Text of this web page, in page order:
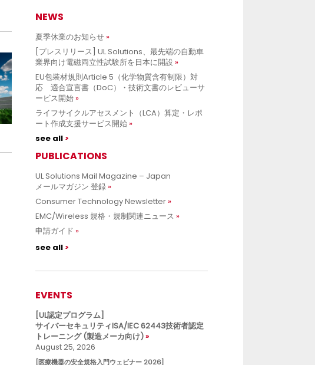
NEWS
夏季休業のお知らせ
[プレスリリース] UL Solutions、最先端の自動車
業界向け電磁両立性試験所を日本に開設
EU包装材規則Article 5（化学物質含有制限）対
応 適合宣言書（DoC）・技術文書のレビューサ
ービス開始
ライフサイクルアセスメント（LCA）算定・レポ
ート作成支援サービス開始
see all
PUBLICATIONS
UL Solutions Mail Magazine – Japan
メールマガジン 登録
Consumer Technology Newsletter
EMC/Wireless 規格・規制関連ニュース
申請ガイド
see all
EVENTS
[UL認定プログラム]
サイバーセキュリティISA/IEC 62443技術者認定
トレーニング (製造メーカ向け)
August 25, 2026
[医療機器の安全規格入門ウェビナー 2026]